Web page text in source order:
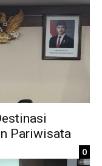
Pariwisata
0